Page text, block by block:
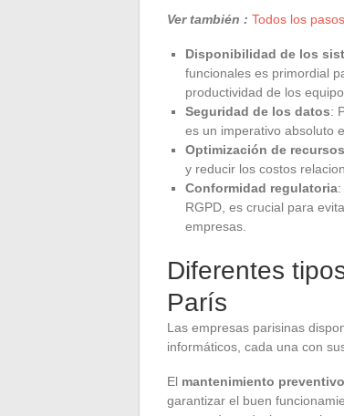
Ver también : Todos los
Disponibilidad de los
funcionales es primordial
productividad de los
Seguridad de los datos:
es un imperativo absoluto
Optimización de recursos
y reducir los costos
Conformidad regulatoria
RGPD, es crucial para
empresas.
Diferentes
París
Las empresas parisinas
informáticos, cada una con
El mantenimiento preventivo
garantizar el buen